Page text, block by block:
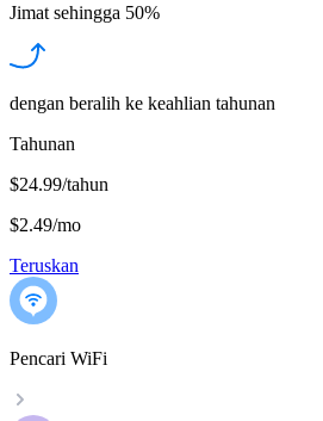
Jimat sehingga 50%
dengan beralih ke keahlian tahunan
Tahunan
$24.99/tahun
$2.49/mo
Teruskan
Pencari WiFi